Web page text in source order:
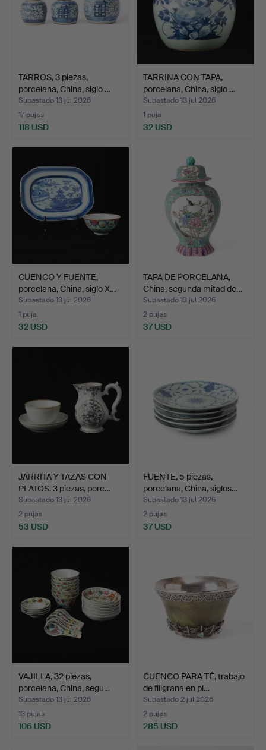
TARROS, 3 piezas,
porcelana, China, siglo …
Subastado 13 jul 2026
17 pujas
118 USD
TARRINA CON TAPA,
porcelana, China, siglo …
Subastado 13 jul 2026
1 puja
32 USD
CUENCO Y FUENTE,
porcelana, China, siglo X…
Subastado 13 jul 2026
1 puja
32 USD
TAPA DE PORCELANA,
China, segunda mitad de…
Subastado 13 jul 2026
2 pujas
37 USD
JARRITA Y TAZAS CON
PLATOS. 3 piezas, porc…
Subastado 13 jul 2026
2 pujas
53 USD
FUENTE, 5 piezas,
porcelana, China, siglos…
Subastado 13 jul 2026
2 pujas
37 USD
VAJILLA, 32 piezas,
porcelana, China, segu…
Subastado 13 jul 2026
13 pujas
106 USD
CUENCO PARA TÉ, trabajo
de filigrana en pl…
Subastado 2 jul 2026
2 pujas
285 USD